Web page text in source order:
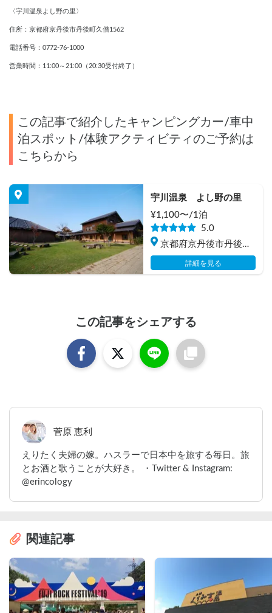
〈宇川温泉よし野の里〉
住所：京都府京丹後市丹後町久僧1562
電話番号：0772-76-1000
営業時間：11:00～21:00（20:30受付終了）
この記事で紹介したキャンピングカー/車中
泊スポット/体験アクティビティのご予約は
こちらから
宇川温泉　よし野の里
¥1,100〜/1泊
5.0
京都府京丹後市丹後町
久僧
詳細を見る
この記事をシェアする
菅原 恵利
えりたく夫婦の嫁。ハスラーで日本中を旅する毎日。旅
とお酒と歌うことが大好き。 ・Twitter & Instagram:
@erincology
関連記事